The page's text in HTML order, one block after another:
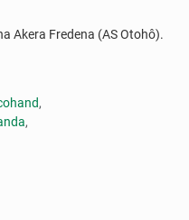
Akera Fredena (AS Otohô).
,
,